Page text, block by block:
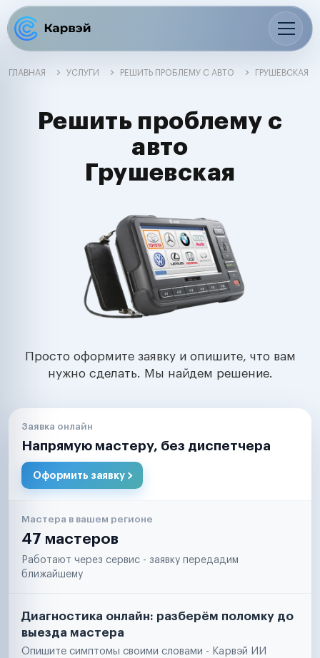
ГЛАВНАЯ УСЛУГИ РЕШИТЬ ПРОБЛЕМУ С АВТО ГРУШЕВСКАЯ
Решить проблему с
авто
Грушевская
Просто оформите заявку и опишите, что вам
нужно сделать. Мы найдем решение.
Заявка онлайн
Напрямую мастеру, без диспетчера
Оформить заявку
Мастера в вашем регионе
47 мастеров
Работают через сервис - заявку передадим
ближайшему
Диагностика онлайн: разберём поломку до
выезда мастера
Опишите симптомы своими словами - Карвэй ИИ